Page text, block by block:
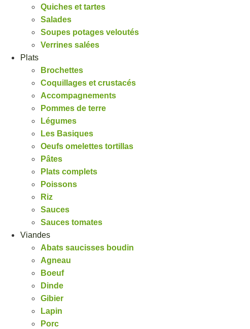
Quiches et tartes
Salades
Soupes potages veloutés
Verrines salées
Plats
Brochettes
Coquillages et crustacés
Accompagnements
Pommes de terre
Légumes
Les Basiques
Oeufs omelettes tortillas
Pâtes
Plats complets
Poissons
Riz
Sauces
Sauces tomates
Viandes
Abats saucisses boudin
Agneau
Boeuf
Dinde
Gibier
Lapin
Porc